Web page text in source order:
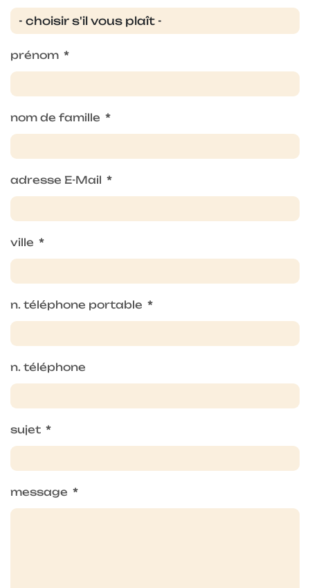
prénom *
nom de famille *
adresse E-Mail *
ville *
n. téléphone portable *
n. téléphone
sujet *
message *